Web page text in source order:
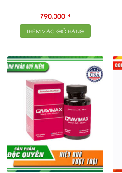
790.000 ₫
THÊM VÀO GIỎ HÀNG